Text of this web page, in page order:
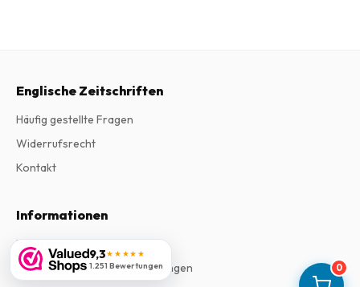
0
9,3★★★★★
1.251 Bewertungen
Englische Zeitschriften
Häufig gestellte Fragen
Widerrufsrecht
Kontakt
Informationen
Impressum
Allgemeine Geschäftsbedingungen